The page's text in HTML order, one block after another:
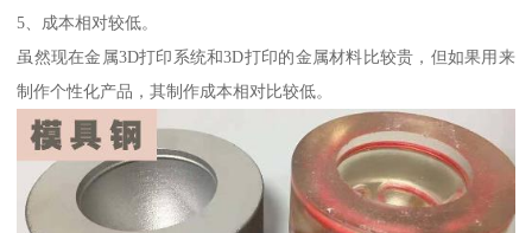
5、成本相对较低。
虽然现在金属3D打印系统和3D打印的金属材料比较贵，但如果用来
制作个性化产品，其制作成本相对比较低。